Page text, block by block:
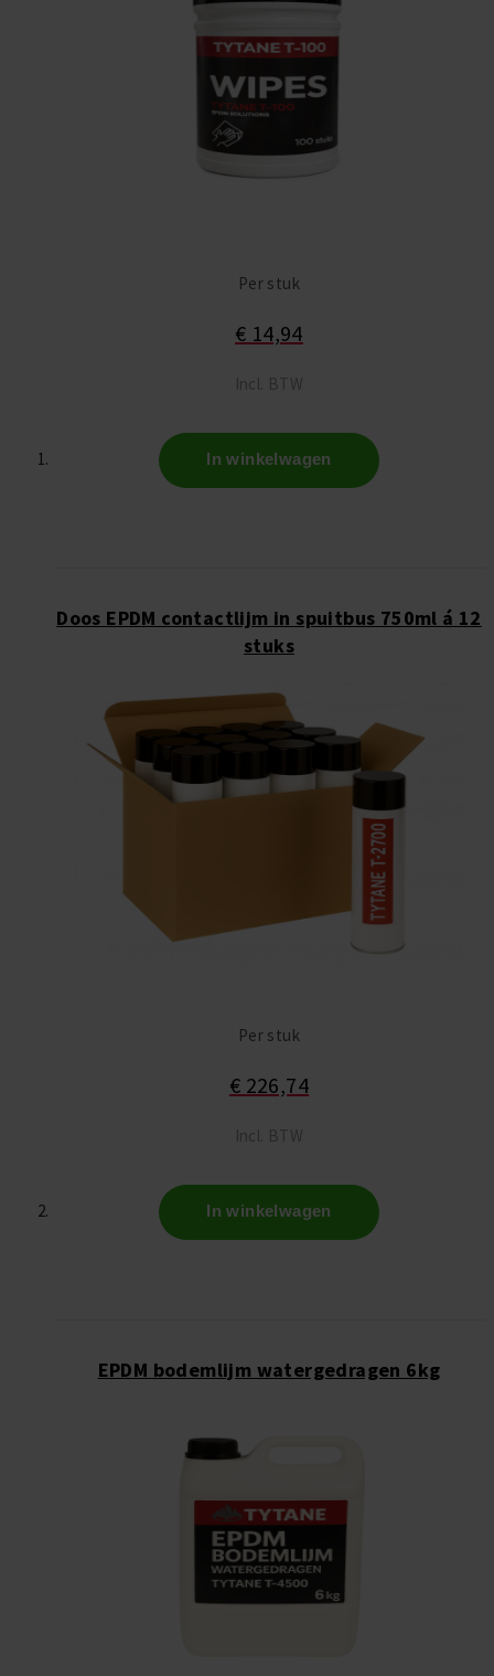
Per stuk
€ 14,94
Incl. BTW
In winkelwagen
Doos EPDM contactlijm in spuitbus 750ml á 12
stuks
Per stuk
€ 226,74
Incl. BTW
In winkelwagen
EPDM bodemlijm watergedragen 6kg